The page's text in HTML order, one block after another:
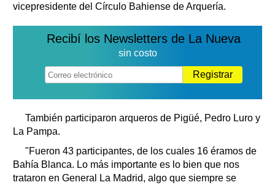
vicepresidente del Círculo Bahiense de Arquería.
Recibí los Newsletters de La Nueva
sin costo
Registrar
También participaron arqueros de Pigüé, Pedro Luro y
La Pampa.
"Fueron 43 participantes, de los cuales 16 éramos de
Bahía Blanca. Lo más importante es lo bien que nos
trataron en General La Madrid, algo que siempre se